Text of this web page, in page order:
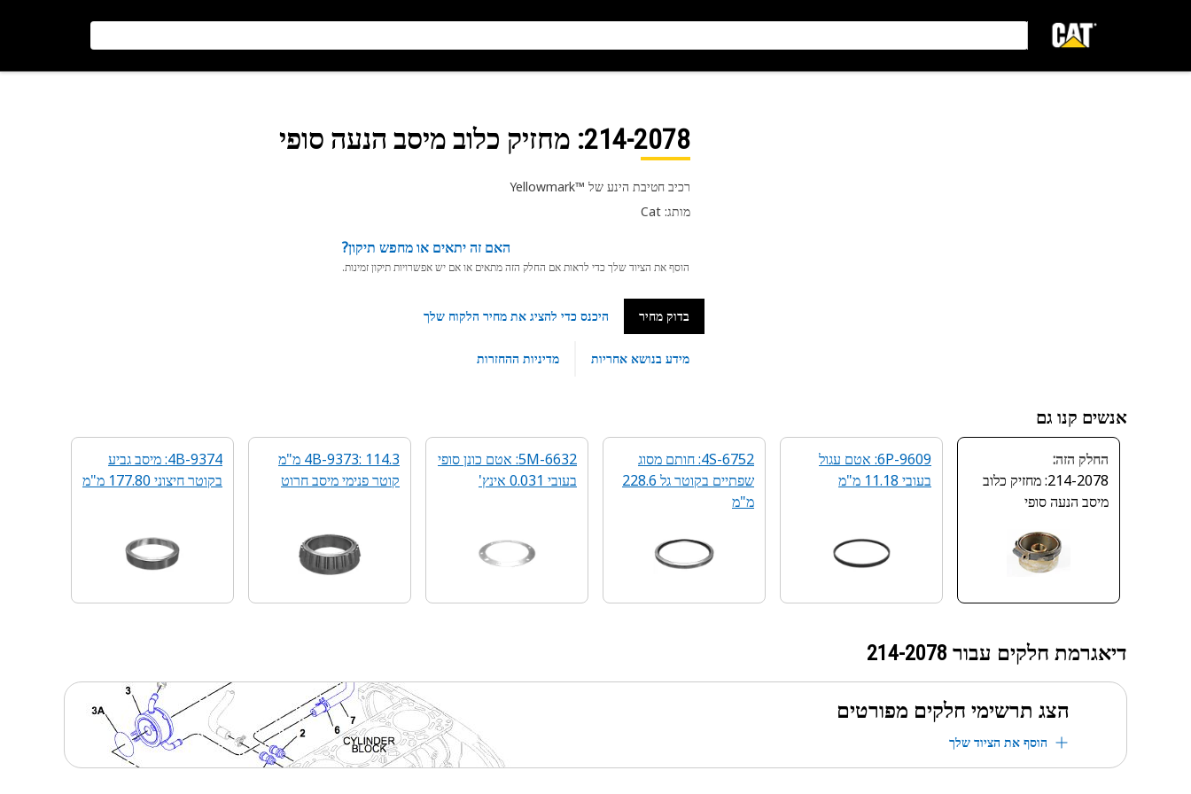
214-2078: מחזיק כלוב מיסב הנעה סופי
רכיב חטיבת הינע של Yellowmark™‎
מותג: Cat
האם זה יתאים או מחפש תיקון?
הוסף את הציוד שלך כדי לראות אם החלק הזה מתאים או אם יש אפשרויות תיקון זמינות.
בדוק מחיר היכנס כדי להציג את מחיר הלקוח שלך
מידע בנושא אחריות מדיניות ההחזרות
אנשים קנו גם
החלק הזה:
214-2078: מחזיק כלוב
מיסב הנעה סופי
6P-9609: אטם עגול
בעובי 11.18 מ"מ
4S-6752: חותם מסוג
שפתיים בקוטר גל 228.6
מ"מ
5M-6632: אטם כונן סופי
בעובי 0.031 אינץ'
4B-9373: 114.3 מ"מ
קוטר פנימי מיסב חרוט
4B-9374: מיסב גביע
בקוטר חיצוני 177.80 מ"מ
דיאגרמת חלקים עבור 214-2078
הצג תרשימי חלקים מפורטים
הוסף את הציוד שלך